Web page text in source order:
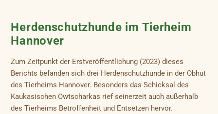
Herdenschutzhunde im Tierheim
Hannover
Zum Zeitpunkt der Erstveröffentlichung (2023) dieses
Berichts befanden sich drei Herdenschutzhunde in der Obhut
des Tierheims Hannover. Besonders das Schicksal des
Kaukasischen Owtscharkas rief seinerzeit auch außerhalb
des Tierheims Betroffenheit und Entsetzen hervor.